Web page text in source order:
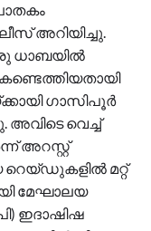
അറിയിച്ചു.
ധാബയിൽ
ഗാസിപൂർ
അവിടെ വെച്ച്
അറസ്റ്റ്
റെയ്ഡുകളിൽ മറ്റ്
മേഘാലയ
ഇദാഷിഷ